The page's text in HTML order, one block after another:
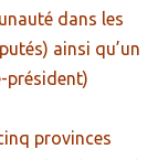
dans les
ainsi qu’un
président)
provinces